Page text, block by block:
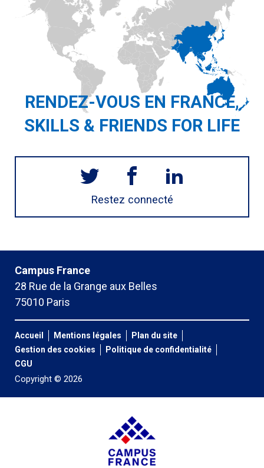
RENDEZ-VOUS EN FRANCE,
SKILLS & FRIENDS FOR LIFE
Restez connecté
Accueil Mentions légales
Plan du site
Gestion des cookies
Politique de confidentialité
CGU
Copyright © 2026
Campus France
28 Rue de la Grange aux Belles
75010 Paris